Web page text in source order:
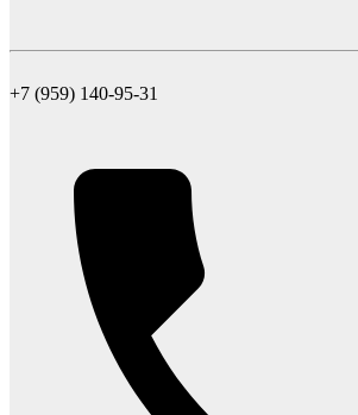
+7 (959) 140-95-31